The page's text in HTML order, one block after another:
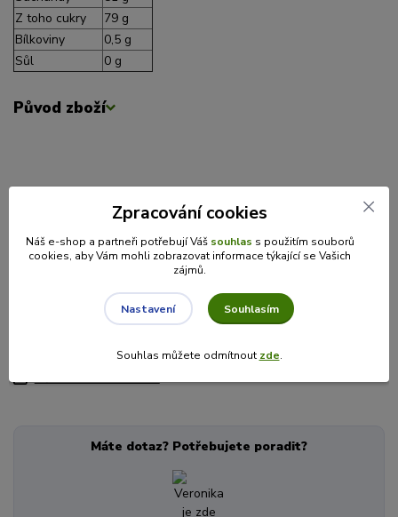
Z toho cukry
79 g
Bílkoviny
0,5 g
Sůl
0 g
Původ zboží
Parametry
Hmotnost 75g
Zboží zařazeno v kategoriích
Ochucené medy
Včelařství Domovina
Máte dotaz? Potřebujete poradit?
Zpracování cookies
Náš e-shop a partneři potřebují Váš souhlas s použitím souborů
cookies, aby Vám mohli zobrazovat informace týkající se Vašich
zájmů.
Nastavení Souhlasím
Souhlas můžete odmítnout zde.